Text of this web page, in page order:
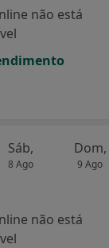
não está
Sáb,
8 Ago
Dom,
9 Ago
não está